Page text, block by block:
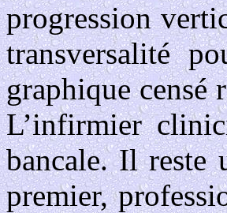
progression
transversalité
graphique censé
L’infirmier
bancale. Il reste
premier,